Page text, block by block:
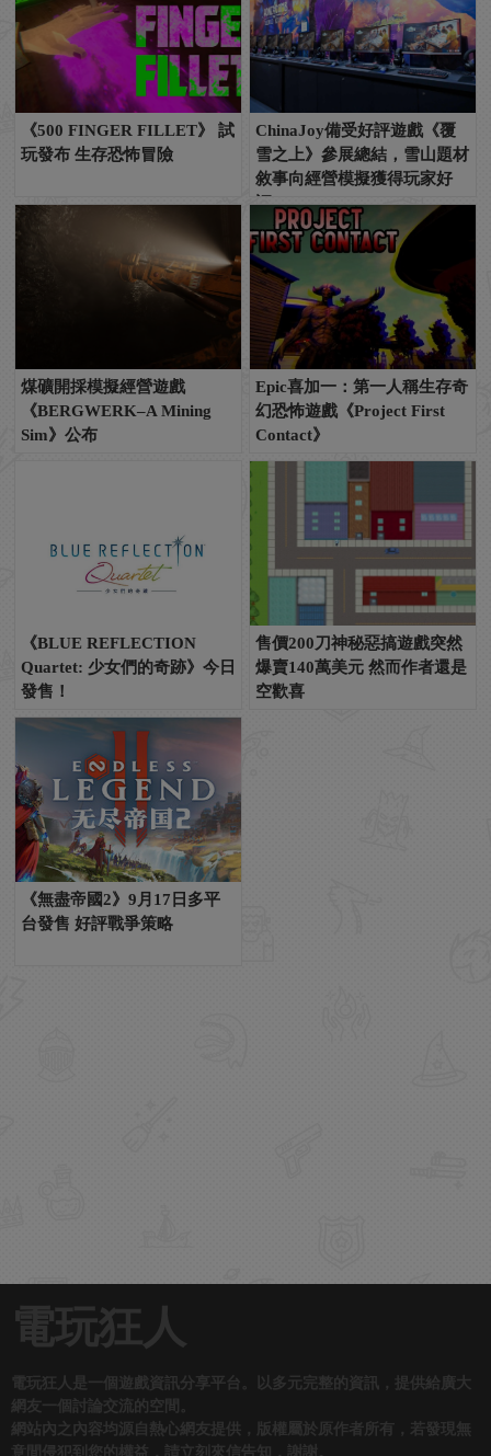
《500 FINGER FILLET》 試
玩發布 生存恐怖冒險
ChinaJoy備受好評遊戲《覆
雪之上》參展總結，雪山題材
敘事向經營模擬獲得玩家好
評！
煤礦開採模擬經營遊戲
《BERGWERK–A Mining
Sim》公布
Epic喜加一：第一人稱生存奇
幻恐怖遊戲《Project First
Contact》
《BLUE REFLECTION
Quartet: 少女們的奇跡》今日
發售！
售價200刀神秘惡搞遊戲突然
爆賣140萬美元 然而作者還是
空歡喜
《無盡帝國2》9月17日多平
台發售 好評戰爭策略
電玩狂人
電玩狂人是一個遊戲資訊分享平台。以多元完整的資訊，提供給廣大
網友一個討論交流的空間。
網站內之內容均源自熱心網友提供，版權屬於原作者所有，若發現無
意間侵犯到您的權益，請立刻來信告知，謝謝。